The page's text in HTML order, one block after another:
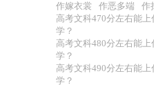
作嫁衣裳
作恶多端 作
高考文科470分左右能
学？
高考文科480分左右能
学？
高考文科490分左右能
学？